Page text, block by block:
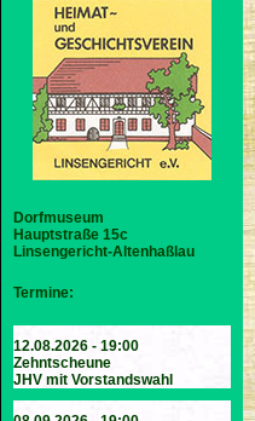
Dorfmuseum
Hauptstraße 15c
Linsengericht-Altenhaßlau
Termine:
12.08.2026 - 19:00
Zehntscheune
JHV mit Vorstandswahl